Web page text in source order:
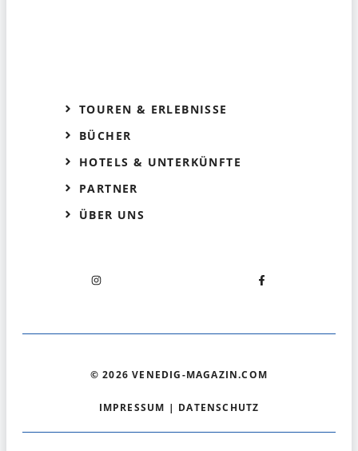
TOUREN & ERLEBNISSE
BÜCHER
HOTELS & UNTERKÜNFTE
PARTNER
ÜBER UNS
© 2026 VENEDIG-MAGAZIN.COM
IMPRESSUM | DATENSCHUTZ